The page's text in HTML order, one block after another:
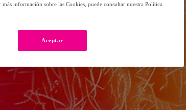
información sobre las Cookies, puede consultar nuestra Política
Aceptar